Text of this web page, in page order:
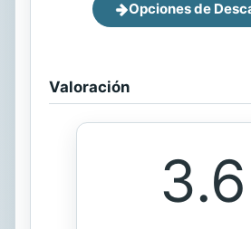
Opciones de
Valoración
3.6